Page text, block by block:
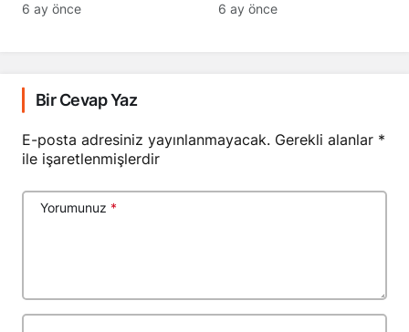
6 ay önce 6 ay önce
Bir Cevap Yaz
E-posta adresiniz yayınlanmayacak. Gerekli alanlar *
ile işaretlenmişlerdir
Yorumunuz *